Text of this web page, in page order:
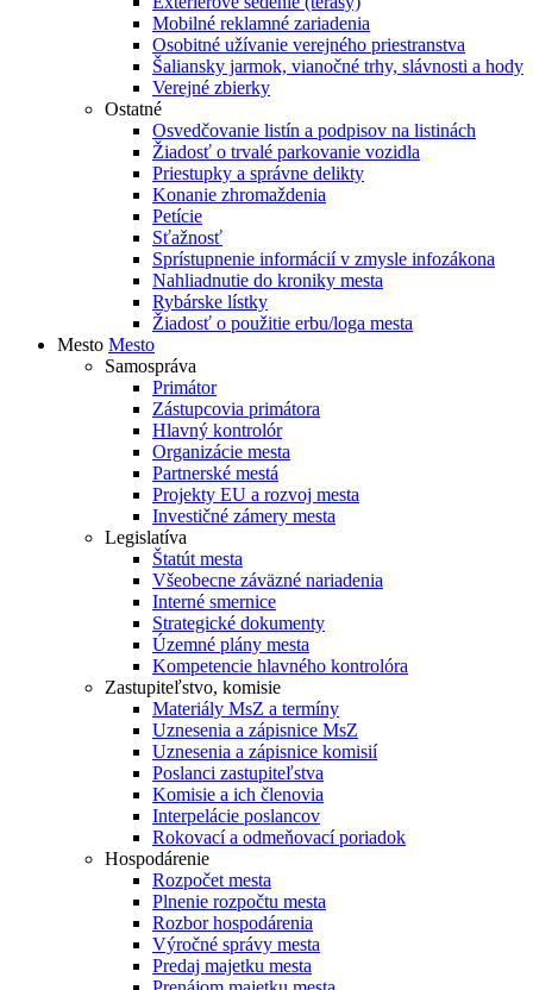
Mobilné reklamné zariadenia
Osobitné užívanie verejného priestranstva
Šaliansky jarmok, vianočné trhy, slávnosti a hody
Verejné zbierky
Ostatné
Osvedčovanie listín a podpisov na listinách
Žiadosť o trvalé parkovanie vozidla
Priestupky a správne delikty
Konanie zhromaždenia
Petície
Sťažnosť
Sprístupnenie informácií v zmysle infozákona
Nahliadnutie do kroniky mesta
Rybárske lístky
Žiadosť o použitie erbu/loga mesta
Mesto Mesto
Samospráva
Primátor
Zástupcovia primátora
Hlavný kontrolór
Organizácie mesta
Partnerské mestá
Projekty EU a rozvoj mesta
Investičné zámery mesta
Legislatíva
Štatút mesta
Všeobecne záväzné nariadenia
Interné smernice
Strategické dokumenty
Územné plány mesta
Kompetencie hlavného kontrolóra
Zastupiteľstvo, komisie
Materiály MsZ a termíny
Uznesenia a zápisnice MsZ
Uznesenia a zápisnice komisií
Poslanci zastupiteľstva
Komisie a ich členovia
Interpelácie poslancov
Rokovací a odmeňovací poriadok
Hospodárenie
Rozpočet mesta
Plnenie rozpočtu mesta
Rozbor hospodárenia
Výročné správy mesta
Predaj majetku mesta